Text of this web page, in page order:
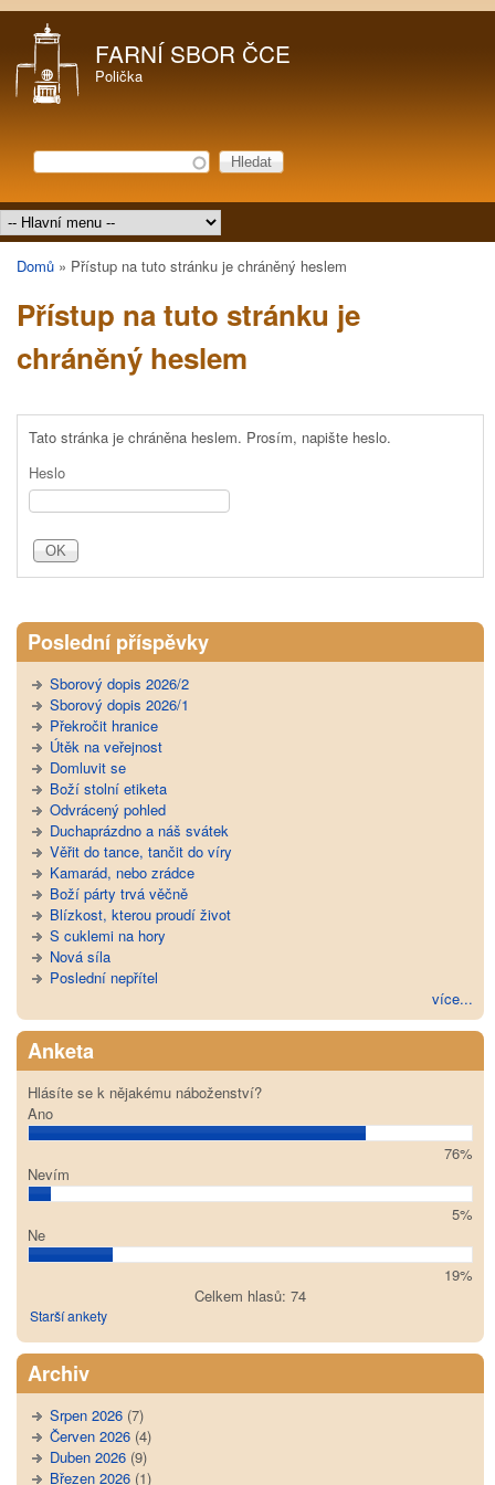
FARNÍ SBOR ČCE
Polička
Vyhledávání
Hledat
Hlavní menu
Jste zde
Domů » Přístup na tuto stránku je chráněný heslem
Přístup na tuto stránku je
chráněný heslem
Tato stránka je chráněna heslem. Prosím, napište heslo.
Heslo
Poslední příspěvky
Sborový dopis 2026/2
Sborový dopis 2026/1
Překročit hranice
Útěk na veřejnost
Domluvit se
Boží stolní etiketa
Odvrácený pohled
Duchaprázdno a náš svátek
Věřit do tance, tančit do víry
Kamarád, nebo zrádce
Boží párty trvá věčně
Blízkost, kterou proudí život
S cuklemi na hory
Nová síla
Poslední nepřítel
více...
Anketa
Hlásíte se k nějakému náboženství?
Ano
76%
Nevím
5%
Ne
19%
Celkem hlasů: 74
Starší ankety
Archiv
Srpen 2026 (7)
Červen 2026 (4)
Duben 2026 (9)
Březen 2026 (1)